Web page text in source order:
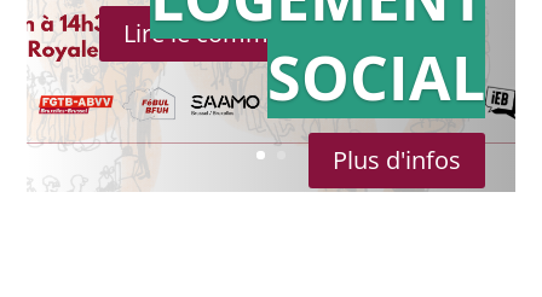
Lire le communiqué de presse
SOCIAL
Plus d'infos